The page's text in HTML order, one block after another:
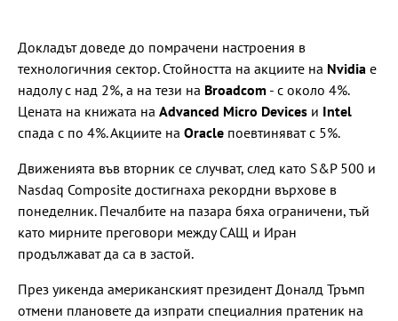
Докладът доведе до помрачени настроения в
технологичния сектор. Стойността на акциите на Nvidia е
надолу с над 2%, а на тези на Broadcom - с около 4%.
Цената на книжата на Advanced Micro Devices и Intel
спада с по 4%. Акциите на Oracle поевтиняват с 5%.
Движенията във вторник се случват, след като S&P 500 и
Nasdaq Composite достигнаха рекордни върхове в
понеделник. Печалбите на пазара бяха ограничени, тъй
като мирните преговори между САЩ и Иран
продължават да са в застой.
През уикенда американският президент Доналд Тръмп
отмени плановете да изпрати специалния пратеник на